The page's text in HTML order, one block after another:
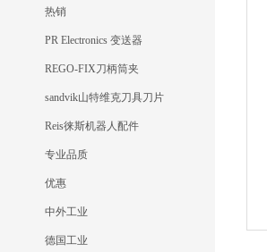
热销
PR Electronics 变送器
REGO-FIX刀柄筒夹
sandvik山特维克刀具刀片
Reis徕斯机器人配件
专业品质
优惠
中外工业
德国工业